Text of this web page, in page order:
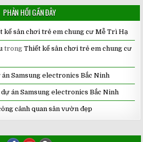
PHẢN HỒI GẦN ĐÂY
kế sân chơi trẻ em chung cư Mễ Trì Hạ
trongThiết kế sân chơi trẻ em chung cư
án Samsung electronics Bắc Ninh
dự án Samsung electronics Bắc Ninh
cảnh quan sân vườn đẹp